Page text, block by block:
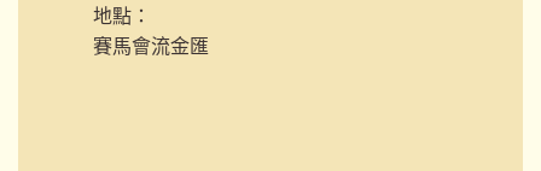
地點：
賽馬會流金匯